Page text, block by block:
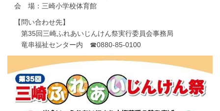
会 場：三崎小学校体育館
【問い合わせ先】
第35回三崎ふれあいじんけん祭実行委員会事務局
竜串福祉センター内 ☎0880-85-0100